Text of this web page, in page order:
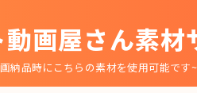
画屋さん素材
納品時にこちらの素材を使用可能です~